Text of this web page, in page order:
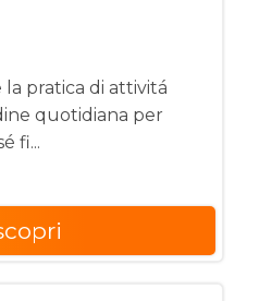
pratica di attivitá
quotidiana per
fi...